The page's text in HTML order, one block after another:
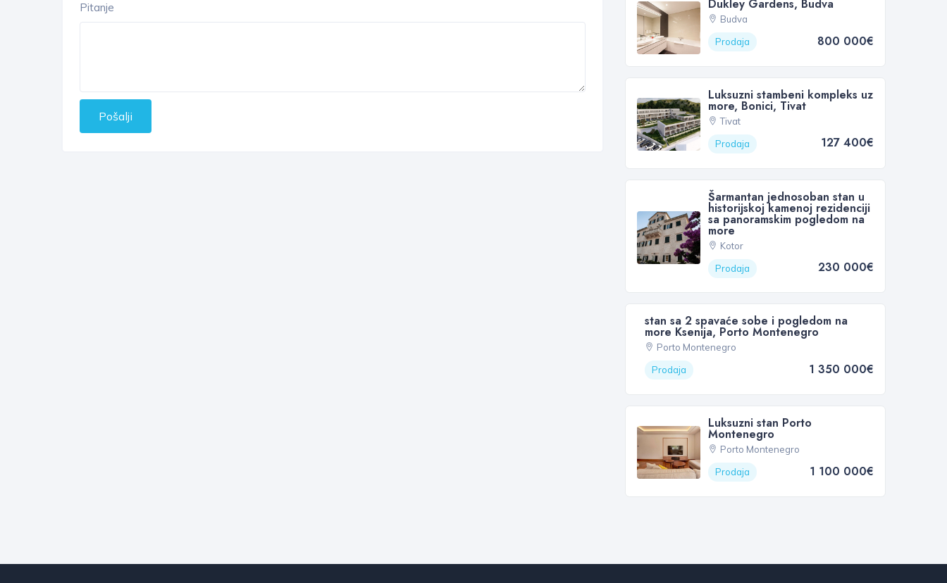
Pitanje
Pošalji
Dukley Gardens, Budva
Budva
Prodaja
800 000€
Luksuzni stambeni kompleks uz
more, Bonici, Tivat
Tivat
Prodaja
127 400€
Šarmantan jednosoban stan u
historijskoj kamenoj rezidenciji
sa panoramskim pogledom na
more
Kotor
Prodaja
230 000€
stan sa 2 spavaće sobe i pogledom na
more Ksenija, Porto Montenegro
Porto Montenegro
Prodaja
1 350 000€
Luksuzni stan Porto
Montenegro
Porto Montenegro
Prodaja
1 100 000€